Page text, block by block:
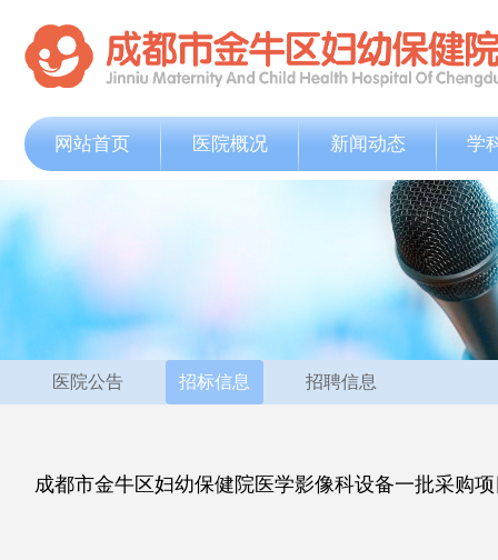
网站首页 医院概况 新闻动态 学
医院公告 招标信息 招聘信息
成都市金牛区妇幼保健院医学影像科设备一批采购